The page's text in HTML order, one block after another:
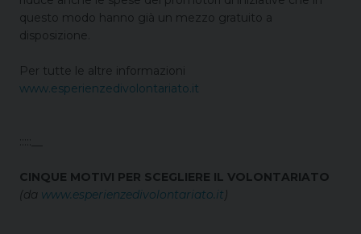
questo modo hanno già un mezzo gratuito a
disposizione.
Per tutte le altre informazioni
www.esperienzedivolontariato.it
CINQUE MOTIVI PER SCEGLIERE IL VOLONTARIATO
(da www.esperienzedivolontariato.it)